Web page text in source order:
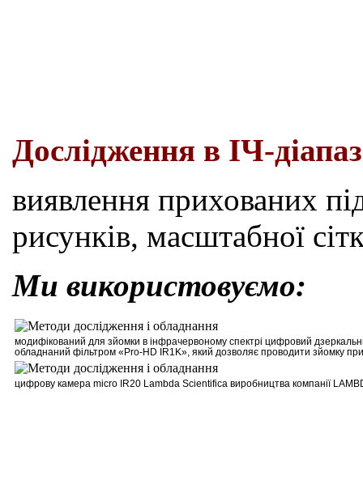
Дослідження в ІЧ-
виявлення прихованих
рисунків, масштабної
Ми використовуємо:
модифікований для зйомки в інфрачервоному спектрі цифровий
обладнаний фільтром «Pro-HD IR1K», який дозволяє проводити зйомку
цифрову камера micro IR20 Lambda Scientifica виробництва компанії